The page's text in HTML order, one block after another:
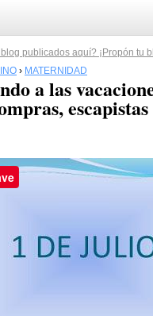
publicados aquí? ¡Propón tu
› MATERNIDAD
a las